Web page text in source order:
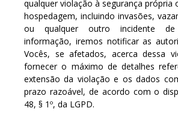
qualquer violação à segurança própria
hospedagem, incluindo invasões,
ou qualquer outro incidente de
informação, iremos notificar as
Vocês, se afetados, acerca dessa
fornecer o máximo de detalhes
extensão da violação e os dados
prazo razoável, de acordo com o
48, § 1º, da LGPD.